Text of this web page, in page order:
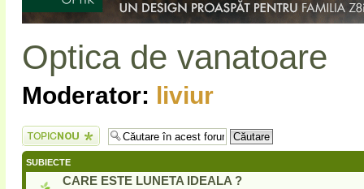
Optica de vanatoare
Moderator: liviur
Scrie un subiect
nou
SUBIECTE
CARE ESTE LUNETA IDEALA ?